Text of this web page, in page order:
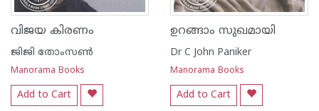
വിജയ കിരണം
ജിജി തോംസണ്‍
Manorama Books
Add to Cart
ഉറങ്ങാം സുഖമായി
Dr C John Paniker
Manorama Books
Add to Cart